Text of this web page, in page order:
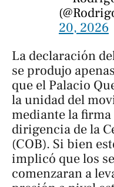
20, 2026
La declaración
se produjo
que el Palacio
la unidad del
mediante la
dirigencia de la
(COB). Si bien
implicó que los
comenzaran a